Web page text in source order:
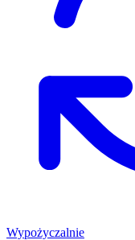
Wypożyczalnie